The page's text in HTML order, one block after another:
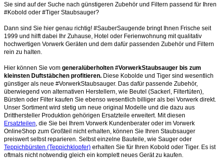
Sie sind auf der Suche nach günstigeren Zubehör und Filtern passend für Ihren
#Kobold oder #Tiger Staubsauger?
Dann sind Sie hier genau richtig! #SauberSaugende bringt Ihnen Frische seit
1999 und hilft dabei Ihr Zuhause, Hotel oder Ferienwohnung mit qualitativ
hochwertigen Vorwerk Geräten und dem dafür passenden Zubehör und Filtern
rein zu halten.
Hier können Sie vom generalüberholten #VorwerkStaubsauger bis zum
kleinsten Duftstäbchen profitieren. Diese Kobolde und Tiger sind wesentlich
günstiger als neue #VorwerkStaubsauger. Das dafür passende Zubehör,
überwiegend von alternativen Herstellern, wie Beutel (Sackerl, Filtertüten),
Bürsten oder Filter kaufen Sie ebenso wesentlich billiger als bei Vorwerk direkt.
Unser Sortiment wird stetig um neue original Modelle und die dazu aus
Dritthersteller Produktion gehörigen Ersatzteile erweitert. Mit diesen
Ersatzteilen , die Sie bei Ihrem Vorwerk Kundenberater oder im Vorwerk
OnlineShop zum Großteil nicht erhalten, können Sie Ihren Staubsauger
preiswert selbst reparieren. Selbst einzelne Bauteile, wie Sauger oder
Teppichbürsten (Teppichklopfer) erhalten Sie für Ihren Kobold oder Tiger. Es ist
oftmals nicht notwendig gleich ein komplett neues Gerät zu kaufen.